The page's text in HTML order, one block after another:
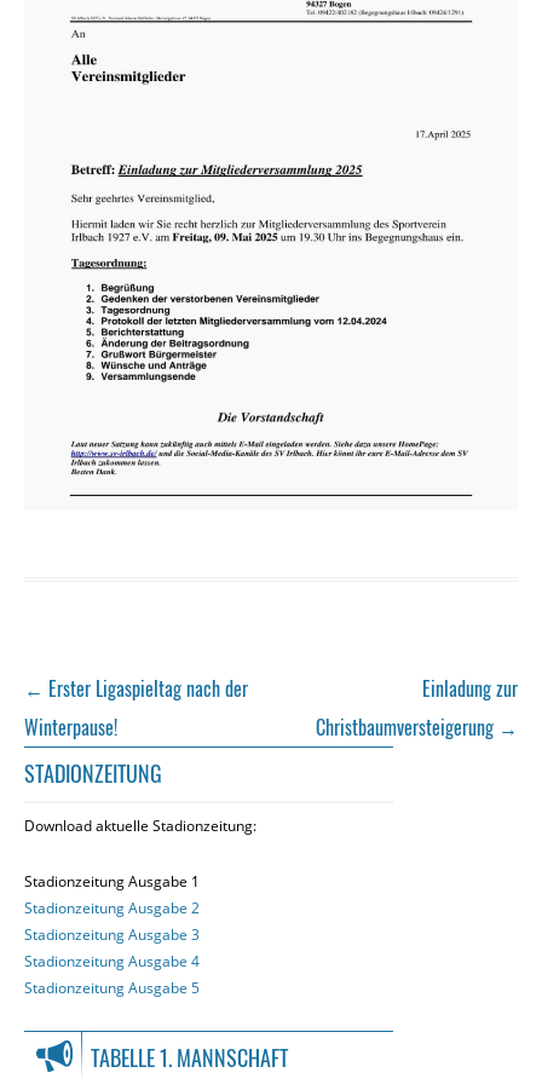
Beitragsnavigation
← Erster Ligaspieltag nach der
Winterpause!
Einladung zur
Christbaumversteigerung →
STADIONZEITUNG
Download aktuelle Stadionzeitung:
Stadionzeitung Ausgabe 1
Stadionzeitung Ausgabe 2
Stadionzeitung Ausgabe 3
Stadionzeitung Ausgabe 4
Stadionzeitung Ausgabe 5
TABELLE 1. MANNSCHAFT